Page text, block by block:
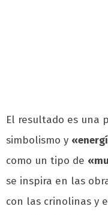
El resultado es una
simbolismo y
como un tipo de
se inspira en las
con las crinolinas y